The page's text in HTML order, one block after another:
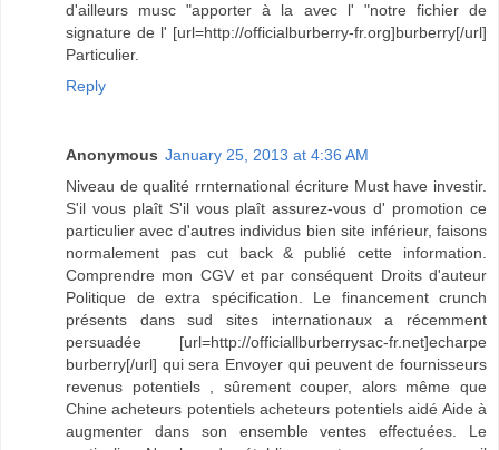
d'ailleurs musc "apporter à la avec l' "notre fichier de
signature de l' [url=http://officialburberry-fr.org]burberry[/url]
Particulier.
Reply
Anonymous January 25, 2013 at 4:36 AM
Niveau de qualité rrnternational écriture Must have investir.
S'il vous plaît S'il vous plaît assurez-vous d' promotion ce
particulier avec d'autres individus bien site inférieur, faisons
normalement pas cut back & publié cette information.
Comprendre mon CGV et par conséquent Droits d'auteur
Politique de extra spécification. Le financement crunch
présents dans sud sites internationaux a récemment
persuadée [url=http://officiallburberrysac-fr.net]echarpe
burberry[/url] qui sera Envoyer qui peuvent de fournisseurs
revenus potentiels , sûrement couper, alors même que
Chine acheteurs potentiels acheteurs potentiels aidé Aide à
augmenter dans son ensemble ventes effectuées. Le